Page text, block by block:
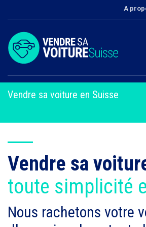
A
Vendre sa voiture en Suisse
Vendre sa
toute simplicité
Nous rachetons votre